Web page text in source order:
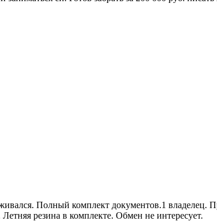
Полный комплект документов.1 владелец.
резина в комплекте. Обмен не интересует.